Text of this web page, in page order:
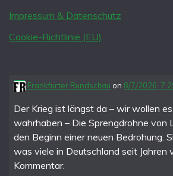
Impressum & Datenschutz
Cookie-Richtlinie (EU)
Frankfurter Rundschau on 8/7/2026,
Der Krieg ist längst da – wir wollen
wahrhaben – Die Sprengdrohne von
den Beginn einer neuen Bedrohung.
was viele in Deutschland seit Jahren
Kommentar.